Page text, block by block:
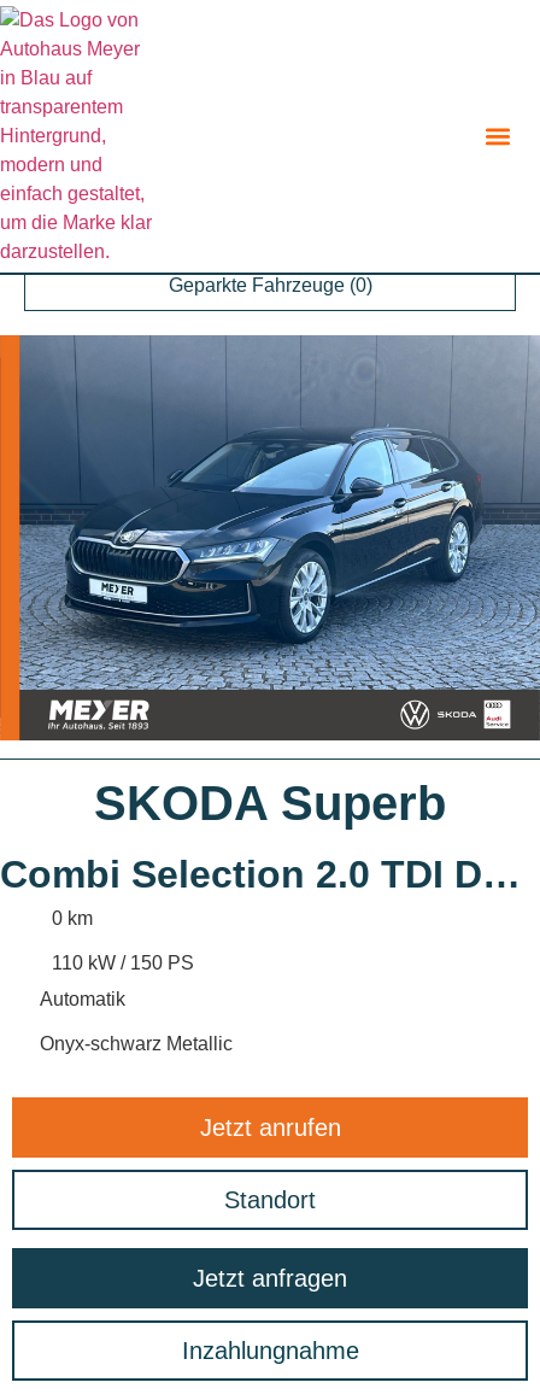
Geparkte Fahrzeuge (0)
SKODA Superb
Combi Selection 2.0 TDI DSG *AHK, Navi, 1
0 km
110 kW / 150 PS
Automatik
Onyx-schwarz Metallic
Jetzt anrufen
Standort
Jetzt anfragen
Inzahlungnahme